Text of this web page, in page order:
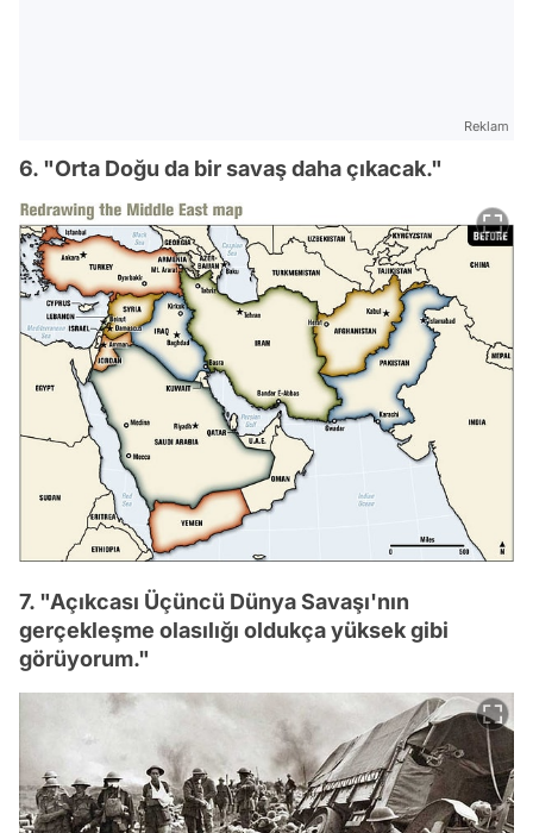
Reklam
6. "Orta Doğu da bir savaş daha çıkacak."
7. "Açıkcası Üçüncü Dünya Savaşı'nın
gerçekleşme olasılığı oldukça yüksek gibi
görüyorum."